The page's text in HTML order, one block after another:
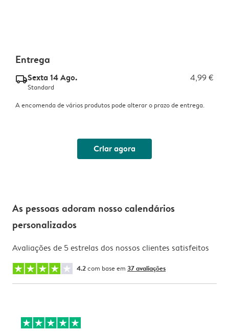
Entrega
delivery_standard_v2Sexta 14 Ago. 4,99 €
Standard
A encomenda de vários produtos pode alterar o prazo de entrega.
Criar agora
As pessoas adoram nosso calendários
personalizados
Avaliações de 5 estrelas dos nossos clientes satisfeitos
4.2com base em 37 avaliações